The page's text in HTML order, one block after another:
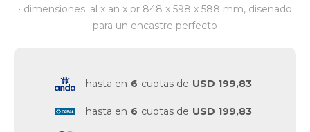
• dimensiones: al x an x pr 848 x 598 x 588 mm, disenado
para un encastre perfecto
hasta en 6 cuotas de USD 199,83
hasta en 6 cuotas de USD 199,83